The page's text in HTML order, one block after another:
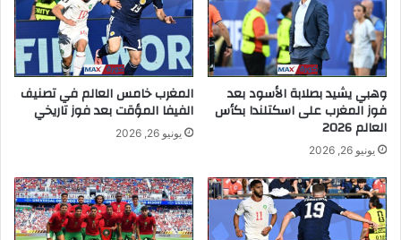
وهبي يشيد بصلابة الأسود بعد
فوز المغرب على اسكتلندا بكأس
العالم 2026
يونيو 26, 2026
المغرب خامس العالم في تصنيف
الفيفا المؤقت بعد فوز تاريخي
يونيو 26, 2026